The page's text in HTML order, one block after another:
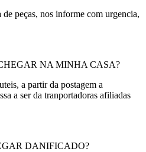
peças, nos informe com urgencia,
NA MINHA CASA?
a partir da postagem a
a ser da tranportadoras afiliadas
DANIFICADO?